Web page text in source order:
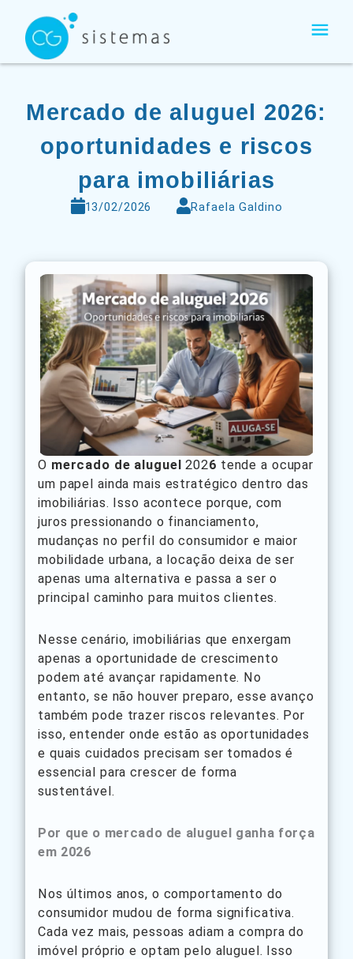
conteúdo
Mercado de aluguel 2026:
oportunidades e riscos
para imobiliárias
13/02/2026 Rafaela Galdino
O mercado de aluguel2026 tende a ocupar
um papel ainda mais estratégico dentro das
imobiliárias. Isso acontece porque, com
juros pressionando o financiamento,
mudanças no perfil do consumidor e maior
mobilidade urbana, a locação deixa de ser
apenas uma alternativa e passa a ser o
principal caminho para muitos clientes.
Nesse cenário, imobiliárias que enxergam
apenas a oportunidade de crescimento
podem até avançar rapidamente. No
entanto, se não houver preparo, esse avanço
também pode trazer riscos relevantes. Por
isso, entender onde estão as oportunidades
e quais cuidados precisam ser tomados é
essencial para crescer de forma
sustentável.
Por que o mercado de aluguel ganha força
em 2026
Nos últimos anos, o comportamento do
consumidor mudou de forma significativa.
Cada vez mais, pessoas adiam a compra do
imóvel próprio e optam pelo aluguel. Isso